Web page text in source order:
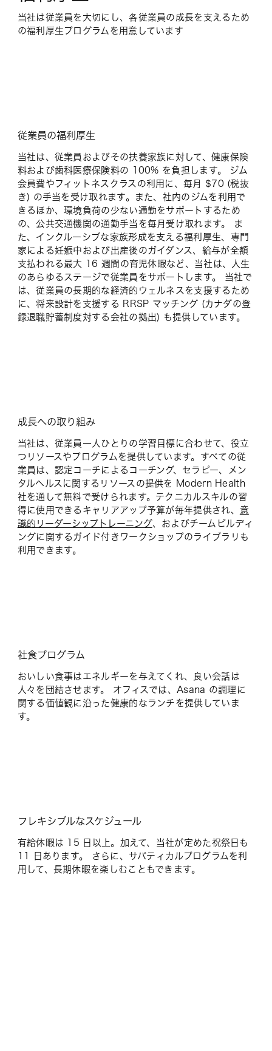
当社は従業員を大切にし、各従業員の成長を支えるため
の福利厚生プログラムを用意しています
従業員の福利厚生
当社は、従業員およびその扶養家族に対して、健康保険
料および歯科医療保険料の 100% を負担します。 ジム
会員費やフィットネスクラスの利用に、毎月 $70 (税抜
き) の手当を受け取れます。また、社内のジムを利用で
きるほか、環境負荷の少ない通勤をサポートするため
の、公共交通機関の通勤手当を毎月受け取れます。 ま
た、インクルーシブな家族形成を支える福利厚生、専門
家による妊娠中および出産後のガイダンス、給与が全額
支払われる最大 16 週間の育児休暇など、当社は、人生
のあらゆるステージで従業員をサポートします。 当社で
は、従業員の長期的な経済的ウェルネスを支援するため
に、将来設計を支援する RRSP マッチング (カナダの登
録退職貯蓄制度対する会社の拠出) も提供しています。
成長への取り組み
当社は、従業員一人ひとりの学習目標に合わせて、役立
つリソースやプログラムを提供しています。すべての従
業員は、認定コーチによるコーチング、セラピー、メン
タルヘルスに関するリソースの提供を Modern Health
社を通して無料で受けられます。テクニカルスキルの習
得に使用できるキャリアアップ予算が毎年提供され、 意
識的リーダーシップトレーニング、およびチームビルディ
ングに関するガイド付きワークショップのライブラリも
利用できます。
社食プログラム
おいしい食事はエネルギーを与えてくれ、良い会話は
人々を団結させます。 オフィスでは、Asana の調理に
関する価値観に沿った健康的なランチを提供していま
す。
フレキシブルなスケジュール
有給休暇は 15 日以上。加えて、当社が定めた祝祭日も
11 日あります。 さらに、サバティカルプログラムを利
用して、長期休暇を楽しむこともできます。